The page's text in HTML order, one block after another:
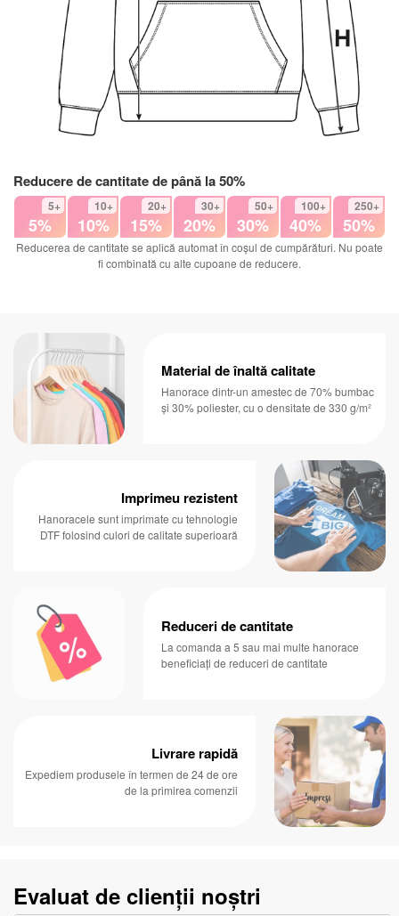
Reducere de cantitate de până la 50%
5+
5%
10+
10%
20+
15%
30+
20%
50+
30%
100+
40%
250+
50%
Reducerea de cantitate se aplică automat în coșul de cumpărături. Nu poate
fi combinată cu alte cupoane de reducere.
Material de înaltă calitate
Hanorace dintr-un amestec de 70% bumbac
și 30% poliester, cu o densitate de 330 g/m²
Imprimeu rezistent
Hanoracele sunt imprimate cu tehnologie
DTF folosind culori de calitate superioară
Reduceri de cantitate
La comanda a 5 sau mai multe hanorace
beneficiați de reduceri de cantitate
Livrare rapidă
Expediem produsele în termen de 24 de ore
de la primirea comenzii
Evaluat de clienții noștri